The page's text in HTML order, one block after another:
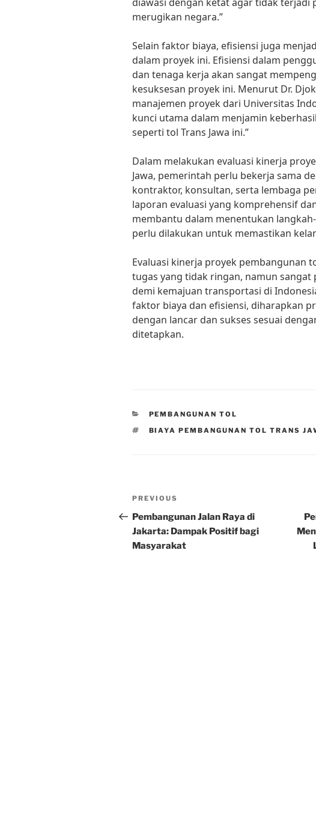
merugikan negara.”
Selain faktor biaya, efisiensi juga
dalam proyek ini. Efisiensi dalam
dan tenaga kerja akan sangat
kesuksesan proyek ini. Menurut Dr.
manajemen proyek dari Universitas
kunci utama dalam menjamin
seperti tol Trans Jawa ini.”
Dalam melakukan evaluasi kinerja
Jawa, pemerintah perlu bekerja sama
kontraktor, konsultan, serta lembaga
laporan evaluasi yang komprehensif
membantu dalam menentukan
perlu dilakukan untuk memastikan
Evaluasi kinerja proyek pembangunan
tugas yang tidak ringan, namun
demi kemajuan transportasi di
faktor biaya dan efisiensi, diharapkan
dengan lancar dan sukses sesuai
ditetapkan.
CATEGORIES
PEMBANGUNAN TOL
TAGS
BIAYA PEMBANGUNAN TOL TRANS
Post
navigation
Previous
Post
PREVIOUS
Pembangunan Jalan Raya di
Jakarta: Dampak Positif bagi
Masyarakat